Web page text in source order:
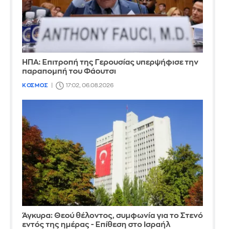
ΗΠΑ: Επιτροπή της Γερουσίας υπερψήφισε την
παραπομπή του Φάουτσι
ΚΟΣΜΟΣ 17:02, 06.08.2026
Άγκυρα: Θεού θέλοντος, συμφωνία για το Στενό
εντός της ημέρας - Επίθεση στο Ισραήλ